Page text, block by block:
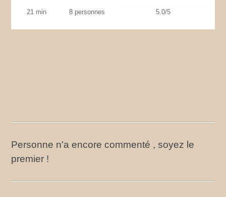
21 min 8 personnes 5.0/5
Personne n'a encore commenté , soyez le
premier !